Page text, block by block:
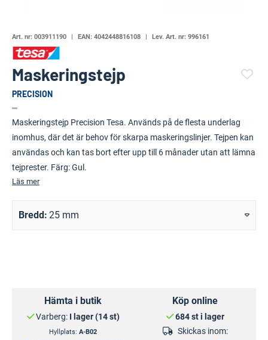
Art. nr: 003911190 EAN: 4042448816108 Lev. Art. nr: 996161
Maskeringstejp
PRECISION
Maskeringstejp Precision Tesa. Används på de flesta underlag
inomhus, där det är behov för skarpa maskeringslinjer. Tejpen kan
användas och kan tas bort efter upp till 6 månader utan att lämna
tejprester. Färg: Gul.
Läs mer
Bredd 25 mm
Hämta i butik
Varberg: I lager (14 st)
Hyllplats: A-B02
Köp online
684 st i lager
Skickas inom: